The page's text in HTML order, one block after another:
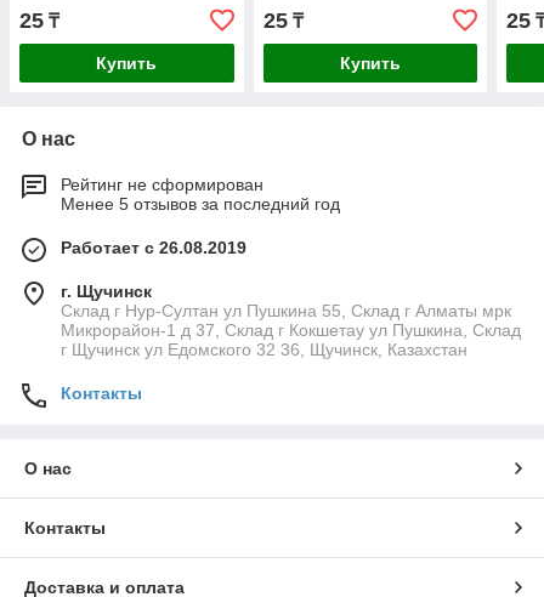
25 ₸
Купить
25₸
Купить
25
О нас
Рейтинг не сформирован
Менее 5 отзывов за последний год
Работает с 26.08.2019
г. Щучинск
Склад г Нур-Султан ул Пушкина 55, Склад г Алматы мрк
Микрорайон-1 д 37, Склад г Кокшетау ул Пушкина, Склад
г Щучинск ул Едомского 32 36, Щучинск, Казахстан
Контакты
О нас
Контакты
Доставка и оплата